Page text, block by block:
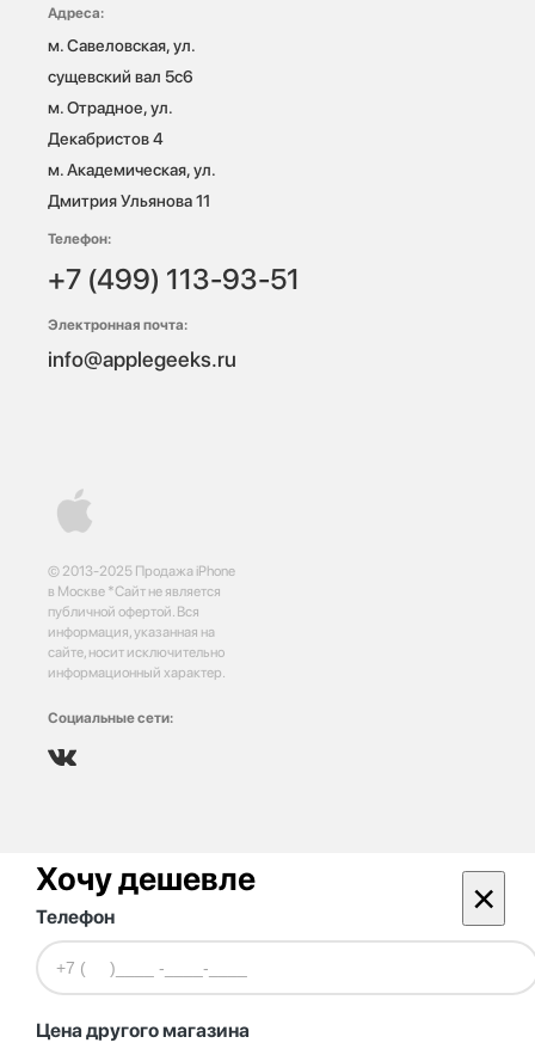
© 2013-2025 Продажа iPhone
в Москве *Сайт не является
публичной офертой. Вся
информация, указанная на
сайте, носит исключительно
информационный характер.
Социальные сети:
Адреса:
м. Савеловская, ул.
сущевский вал 5с6
м. Отрадное, ул.
Декабристов 4
м. Академическая, ул.
Дмитрия Ульянова 11
Телефон:
+7 (499) 113-93-51
Электронная почта:
info@applegeeks.ru
Хочу дешевле ×
Телефон
Цена другого магазина